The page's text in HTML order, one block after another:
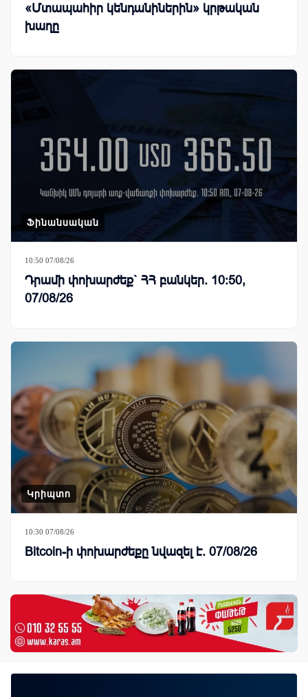
«Մտապահիր կենդանիներին» կրթական
խաղը
Ֆինանսական
10:50 07/08/26
Դրամի փոխարժեք` ՀՀ բանկեր. 10:50,
07/08/26
Կրիպտո
10:30 07/08/26
Bitcoin-ի փոխարժեքը նվազել է. 07/08/26